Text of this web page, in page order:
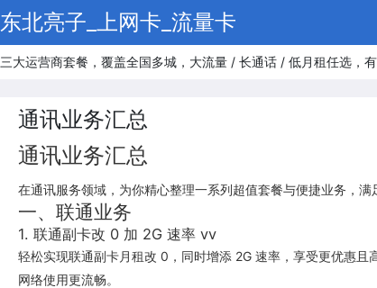
东北亮子_上网卡_流量卡
三大运营商套餐，覆盖全国多城，大流量 / 长通话 / 低月租任选，
通讯业务汇总
通讯业务汇总
在通讯服务领域，为你精心整理一系列超值套餐与便捷业务，满
一、联通业务
1. 联通副卡改 0 加 2G 速率 vv
轻松实现联通副卡月租改 0，同时增添 2G 速率，享受更优惠且
网络使用更流畅。